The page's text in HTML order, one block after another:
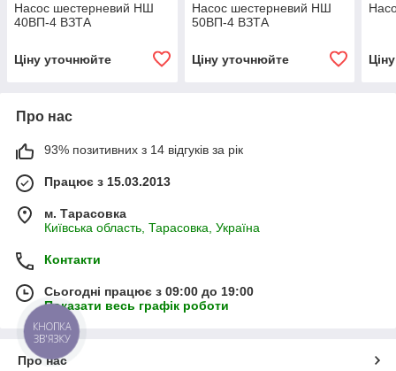
Насос шестерневий НШ
40ВП-4 ВЗТА
Ціну уточнюйте
Насос шестерневий НШ
50ВП-4 ВЗТА
Ціну уточнюйте
Про нас
93% позитивних з 14 відгуків за рік
Працює з 15.03.2013
м. Тарасовка
Київська область, Тарасовка, Україна
Контакти
Сьогодні працює з 09:00 до 19:00
Показати весь графік роботи
Про нас
КНОПКА
ЗВ'ЯЗКУ